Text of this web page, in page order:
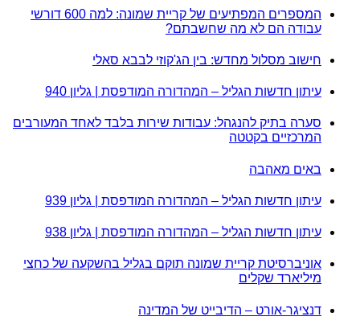
המספרים המפתיעים של קריית שמונה: למה 600 דורשי
עבודה הם לא מה שחשבתם?
חישוב מסלול מחדש: בין הג'קוזי לבבא סאלי
עיתון חדשות הגליל – המהדורה המודפסת | גליון 940
סערה בתיק להנגהל: עבודות שירות בלבד לאחד המעורבים
המרכזיים בקטטה
באים מאהבה
עיתון חדשות הגליל – המהדורה המודפסת | גליון 939
עיתון חדשות הגליל – המהדורה המודפסת | גליון 938
אוניברסיטת קריית שמונה תוקם בגליל בהשקעה של כחצי
מיליארד שקלים
דנציגר-אורט – הדיבייט של המדינה